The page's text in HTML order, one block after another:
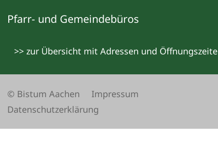
Pfarr- und Gemeindebüros
>> zur Übersicht mit Adressen und
© Bistum Aachen
Impressum
Datenschutzerklärung